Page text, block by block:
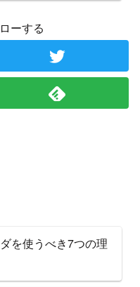
ーする
を使うべき7つの理